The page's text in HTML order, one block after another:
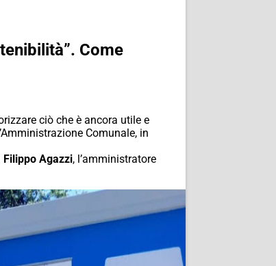
Come
ciò che è ancora utile e
Comunale, in
Filippo Agazzi, l’amministratore